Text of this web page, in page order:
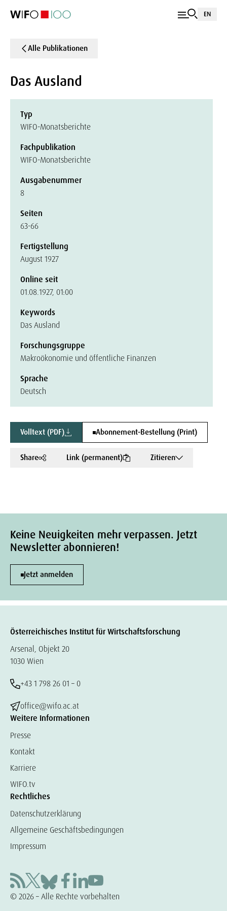
EN
Alle Publikationen
Das Ausland
Typ
WIFO-Monatsberichte
Fachpublikation
WIFO-Monatsberichte
Ausgabenummer
8
Seiten
63-66
Fertigstellung
August 1927
Online seit
01.08.1927, 01:00
Keywords
Das Ausland
Forschungsgruppe
Makroökonomie und öffentliche Finanzen
Sprache
Deutsch
Volltext (PDF) Abonnement-Bestellung (Print)
Share Link (permanent) Zitieren
Keine Neuigkeiten mehr verpassen. Jetzt
Newsletter abonnieren!
Jetzt anmelden
Österreichisches Institut für Wirtschaftsforschung
Arsenal, Objekt 20
1030 Wien
+43 1 798 26 01 – 0
office@wifo.ac.at
Weitere Informationen
Presse
Kontakt
Karriere
WIFO.tv
Rechtliches
Datenschutzerklärung
Allgemeine Geschäftsbedingungen
Impressum
© 2026 – Alle Rechte vorbehalten